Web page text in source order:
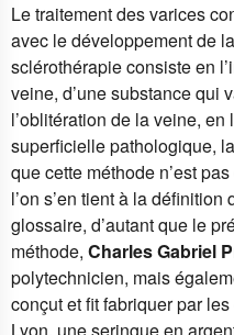
Le traitement des varices
avec le développement de
sclérothérapie consiste en
veine, d’une substance qui
l’oblitération de la veine, en
superficielle pathologique,
que cette méthode n’est
l’on s’en tient à la
glossaire, d’autant que le
méthode, Charles Gabriel
polytechnicien, mais
conçut et fit fabriquer par